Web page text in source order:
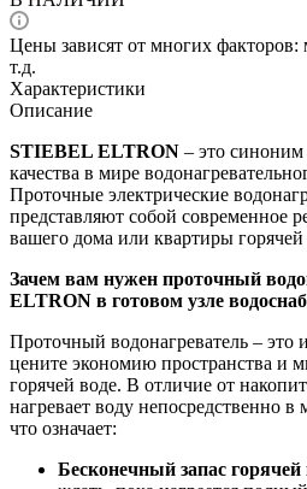
Цены зависят от многих
т.д.
Характеристики
Описание
STIEBEL ELTRON – это
качества в мире
Проточные электрические
представляют собой современное
вашего дома или квартиры
Зачем вам нужен проточный
ELTRON в готовом узле
Проточный водонагреватель –
цените экономию пространства и
горячей воде. В отличие от
нагревает воду непосредственно в
что означает:
Бесконечный запас